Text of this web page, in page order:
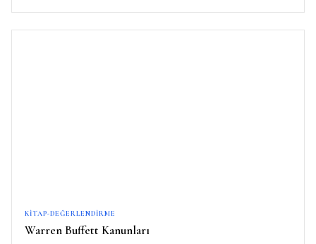
KITAP-DEĞERLENDIRME
Warren Buffett Kanunları